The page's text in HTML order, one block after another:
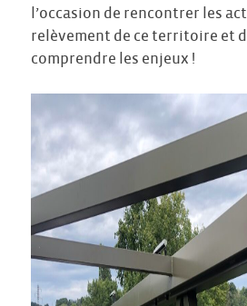
l’occasion de rencontrer les
relèvement de ce territoire et
comprendre les enjeux !